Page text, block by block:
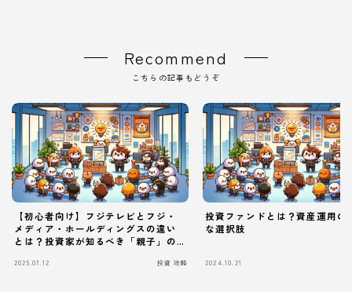
Follow Me
Recommend
こちらの記事もどうぞ
【初心者向け】フジテレビとフジ・
メディア・ホールディングスの違い
とは？投資家が知るべき「親子」の
2025.07.12 投資 攻略
投資ファンドとは？資産運用の
な選択肢
2024.10.21